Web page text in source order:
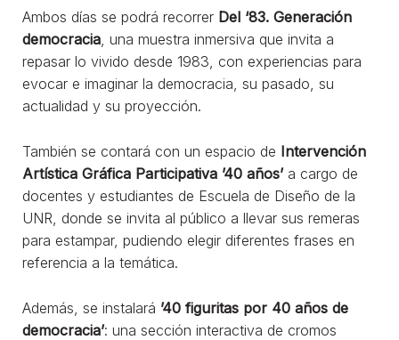
Ambos días se podrá recorrer Del ‘83. Generación
democracia , una muestra inmersiva que invita a
repasar lo vivido desde 1983, con experiencias para
evocar e imaginar la democracia, su pasado, su
actualidad y su proyección.
También se contará con un espacio de Intervención
Artística Gráfica Participativa ’40 años’a cargo de
docentes y estudiantes de Escuela de Diseño de la
UNR, donde se invita al público a llevar sus remeras
para estampar, pudiendo elegir diferentes frases en
referencia a la temática.
Además, se instalará ’40 figuritas por 40 años de
democracia’: una sección interactiva de cromos